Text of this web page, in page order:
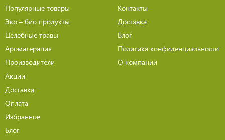
Популярные товары
Эко – био продукты
Целебные травы
Ароматерапия
Производители
Акции
Доставка
Оплата
Избранное
Блог
Контакты
Доставка
Блог
Политика конфиденциальности
О компании